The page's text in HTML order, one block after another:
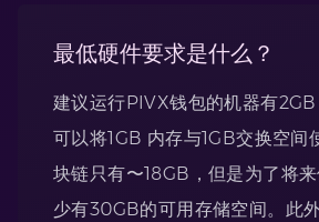
最低硬件要求是什么？
建议运行PIVX钱包的机器有
可以将1GB 内存与1GB交换空间
块链只有〜18GB，但是为了将
少有30GB的可用存储空间。此